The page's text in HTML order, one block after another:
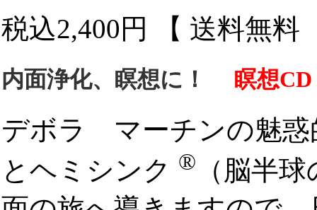
税込2,400円 【 送料無
内面浄化、瞑想に！ 瞑想CD
デボラ マーチンの魅惑
とヘミシンク ®
（脳半